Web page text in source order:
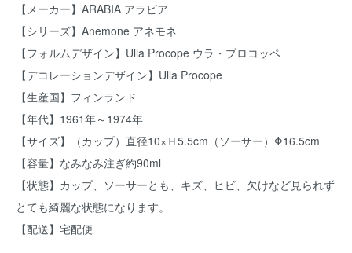
【メーカー】ARABIA アラビア
【シリーズ】Anemone アネモネ
【フォルムデザイン】Ulla Procope ウラ・プロコッペ
【デコレーションデザイン】Ulla Procope
【生産国】フィンランド
【年代】1961年～1974年
【サイズ】（カップ）直径10×Ｈ5.5cm（ソーサー）Φ16.5cm
【容量】なみなみ注ぎ約90ml
【状態】カップ、ソーサーとも、キズ、ヒビ、欠けなど見られず
とても綺麗な状態になります。
【配送】宅配便